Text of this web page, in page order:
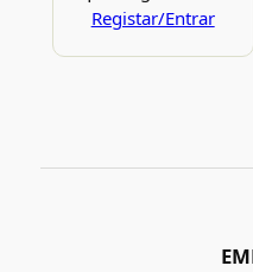
Registar/Entrar